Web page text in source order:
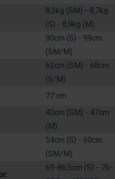
8,3kg (SM) - 8,7kg
(S) - 8,9kg (M)
90cm (S) - 99cm
(SM/M)
62cm (SM) - 68cm
(S/M)
77 cm
40cm (SM) - 47cm
(M)
54cm (S) - 60cm
(SM/M)
69-86,5cm (S) - 76-